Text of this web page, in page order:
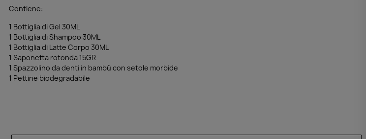
Contiene:
1 Bottiglia di Gel 30ML
1 Bottiglia di Shampoo 30ML
1 Bottiglia di Latte Corpo 30ML
1 Saponetta rotonda 15GR
1 Spazzolino da denti in bambù con setole morbide
1 Pettine biodegradabile